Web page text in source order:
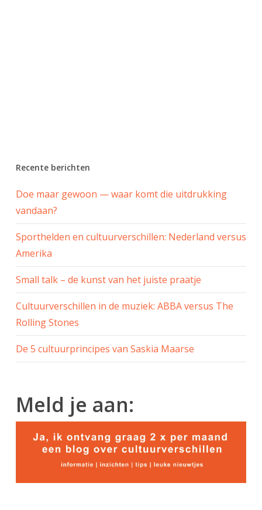
Recente berichten
Doe maar gewoon — waar komt die uitdrukking
vandaan?
Sporthelden en cultuurverschillen: Nederland versus
Amerika
Small talk – de kunst van het juiste praatje
Cultuurverschillen in de muziek: ABBA versus The
Rolling Stones
De 5 cultuurprincipes van Saskia Maarse
Meld je aan: